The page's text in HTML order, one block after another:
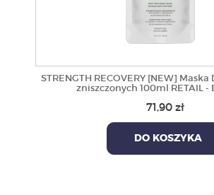
STRENGTH RECOVERY [NEW] Maska
zniszczonych 100ml RETAIL -
71,90 zł
DO KOSZYKA